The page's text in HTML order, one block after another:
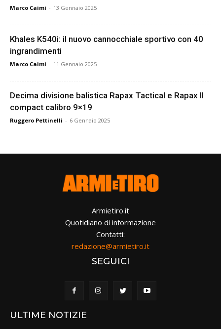
Marco Caimi - 13 Gennaio 2025
Khales K540i: il nuovo cannocchiale sportivo con 40
ingrandimenti
Marco Caimi - 11 Gennaio 2025
Decima divisione balistica Rapax Tactical e Rapax II
compact calibro 9×19
Ruggero Pettinelli - 6 Gennaio 2025
Armietiro.it
Quotidiano di informazione
Contatti:
redazione@armietiro.it
SEGUICI
ULTIME NOTIZIE